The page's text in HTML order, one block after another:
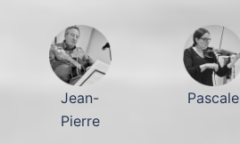
Jean-
Pierre
Pascale